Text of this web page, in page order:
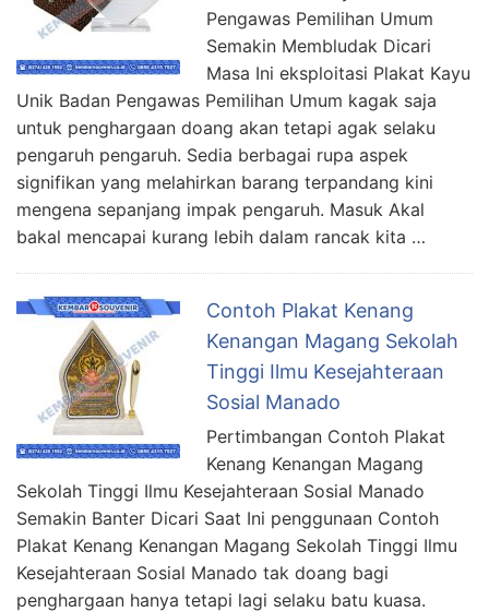
Pengawas Pemilihan Umum
Semakin Membludak Dicari
Masa Ini eksploitasi Plakat Kayu
Unik Badan Pengawas Pemilihan Umum kagak saja
untuk penghargaan doang akan tetapi agak selaku
pengaruh pengaruh. Sedia berbagai rupa aspek
signifikan yang melahirkan barang terpandang kini
mengena sepanjang impak pengaruh. Masuk Akal
bakal mencapai kurang lebih dalam rancak kita …
Contoh Plakat Kenang
Kenangan Magang Sekolah
Tinggi Ilmu Kesejahteraan
Sosial Manado
Pertimbangan Contoh Plakat
Kenang Kenangan Magang
Sekolah Tinggi Ilmu Kesejahteraan Sosial Manado
Semakin Banter Dicari Saat Ini penggunaan Contoh
Plakat Kenang Kenangan Magang Sekolah Tinggi Ilmu
Kesejahteraan Sosial Manado tak doang bagi
penghargaan hanya tetapi lagi selaku batu kuasa.